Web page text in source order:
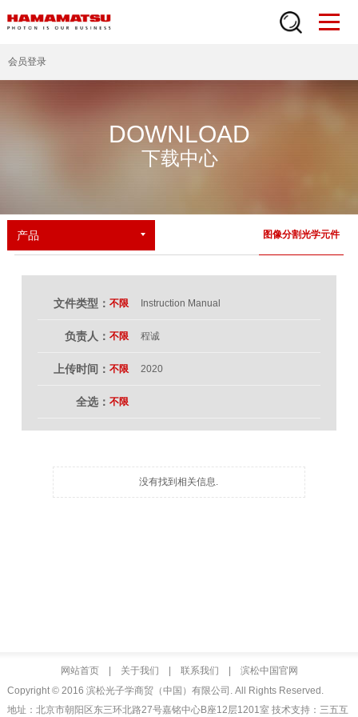
会员登录
DOWNLOAD
下载中心
产品 图像分割光学元件
文件类型： 不限 Instruction Manual
负责人： 不限 程诚
上传时间： 不限 2020
全选： 不限
没有找到相关信息.
网站首页 关于我们 联系我们
滨松中国官网
Copyright © 2016 滨松光子学商贸（中国）有限公司. All Rights Reserved.
地址：北京市朝阳区东三环北路27号嘉铭中心B座12层1201室 技术支持：三五互